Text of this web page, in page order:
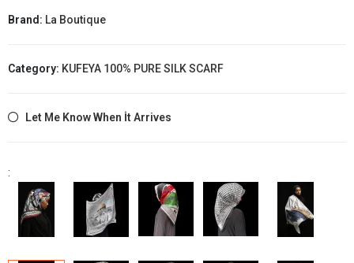
Brand: La Boutique
Category: KUFEYA 100% PURE SILK SCARF
Let Me Know When İt Arrives
: